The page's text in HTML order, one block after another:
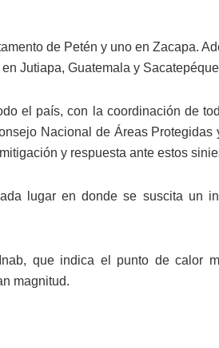
de Petén y uno en Zacapa.
Jutiapa, Guatemala y
el país, con la coordinación de
Nacional de Áreas Protegidas
y respuesta ante estos
lugar en donde se suscita un
que indica el punto de calor
magnitud.